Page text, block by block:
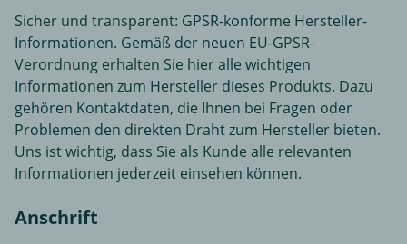
Sicher und transparent: GPSR-konforme Hersteller-
Informationen. Gemäß der neuen EU-GPSR-
Verordnung erhalten Sie hier alle wichtigen
Informationen zum Hersteller dieses Produkts. Dazu
gehören Kontaktdaten, die Ihnen bei Fragen oder
Problemen den direkten Draht zum Hersteller bieten.
Uns ist wichtig, dass Sie als Kunde alle relevanten
Informationen jederzeit einsehen können.
Anschrift